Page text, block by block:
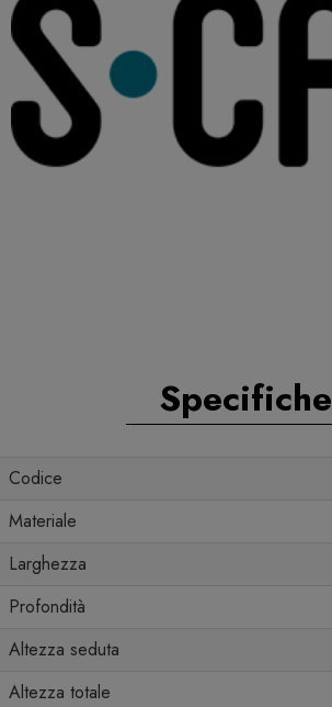
Specifiche
Codice
Materiale
Larghezza
Profondità
Altezza seduta
Altezza totale